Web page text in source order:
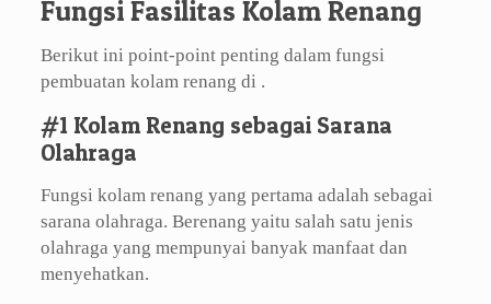
Fungsi Fasilitas Kolam Renang
Berikut ini point-point penting dalam fungsi
pembuatan kolam renang di .
#1 Kolam Renang sebagai Sarana
Olahraga
Fungsi kolam renang yang pertama adalah sebagai
sarana olahraga. Berenang yaitu salah satu jenis
olahraga yang mempunyai banyak manfaat dan
menyehatkan.